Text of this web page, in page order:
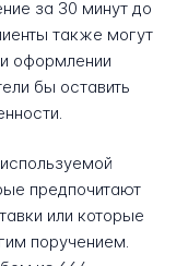
за 30 минут до
также могут
оформлении
бы оставить
предпочитают
или которые
поручением.